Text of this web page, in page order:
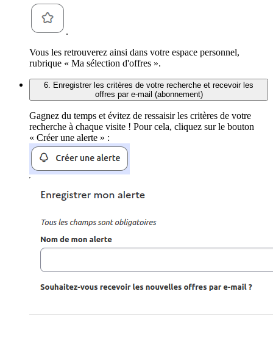
.
Vous les retrouverez ainsi dans votre espace personnel,
rubrique « Ma sélection d'offres ».
6. Enregistrer les critères de votre recherche et recevoir les
offres par e-mail (abonnement)
Gagnez du temps et évitez de ressaisir les critères de votre
recherche à chaque visite ! Pour cela, cliquez sur le bouton
« Créer une alerte » :